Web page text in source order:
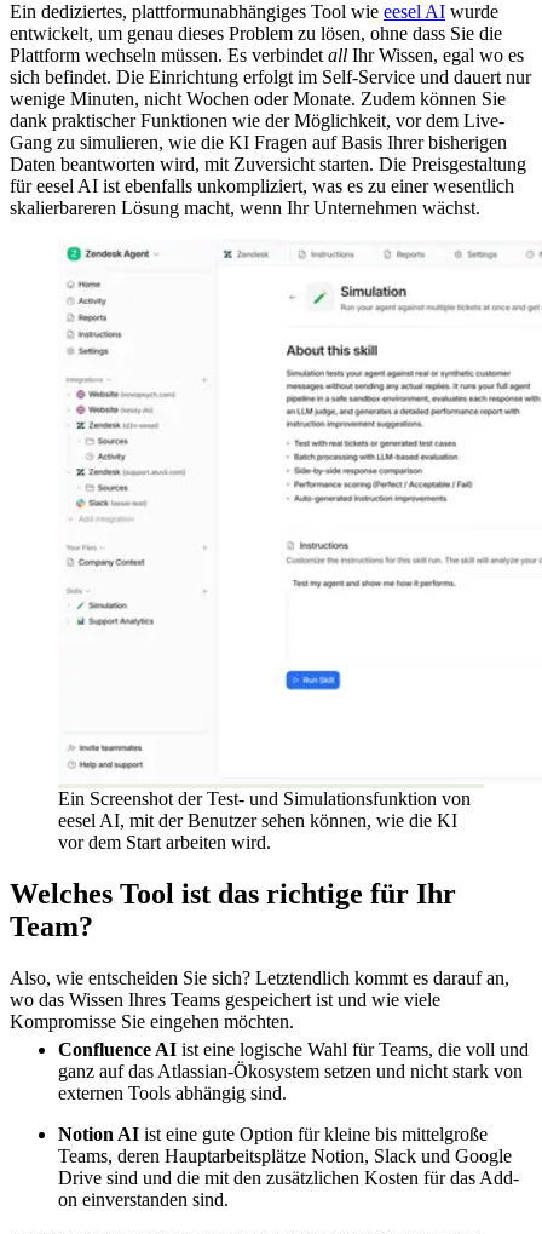
Ein dediziertes, plattformunabhängiges Tool wie eesel AI wurde
entwickelt, um genau dieses Problem zu lösen, ohne dass Sie die
Plattform wechseln müssen. Es verbindet all Ihr Wissen, egal wo es
sich befindet. Die Einrichtung erfolgt im Self-Service und dauert nur
wenige Minuten, nicht Wochen oder Monate. Zudem können Sie
dank praktischer Funktionen wie der Möglichkeit, vor dem Live-
Gang zu simulieren, wie die KI Fragen auf Basis Ihrer bisherigen
Daten beantworten wird, mit Zuversicht starten. Die Preisgestaltung
für eesel AI ist ebenfalls unkompliziert, was es zu einer wesentlich
skalierbareren Lösung macht, wenn Ihr Unternehmen wächst.
Ein Screenshot der Test- und Simulationsfunktion von
eesel AI, mit der Benutzer sehen können, wie die KI
vor dem Start arbeiten wird.
Welches Tool ist das richtige für Ihr
Team?
Also, wie entscheiden Sie sich? Letztendlich kommt es darauf an,
wo das Wissen Ihres Teams gespeichert ist und wie viele
Kompromisse Sie eingehen möchten.
Confluence AI ist eine logische Wahl für Teams, die voll und
ganz auf das Atlassian-Ökosystem setzen und nicht stark von
externen Tools abhängig sind.
Notion AI ist eine gute Option für kleine bis mittelgroße
Teams, deren Hauptarbeitsplätze Notion, Slack und Google
Drive sind und die mit den zusätzlichen Kosten für das Add-
on einverstanden sind.